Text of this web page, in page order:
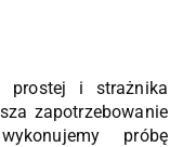
prostej i strażnika
zapotrzebowanie
próbę